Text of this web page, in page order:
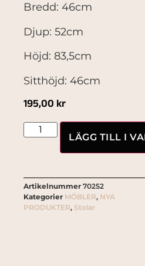
Bredd: 46cm
Djup: 52cm
Höjd: 83,5cm
Sitthöjd: 46cm
195,00 kr
LÄGG TILL I
Artikelnummer 70252
Kategorier MÖBLER, NYA
PRODUKTER, Stolar